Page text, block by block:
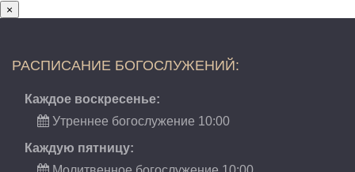
×
РАСПИСАНИЕ БОГОСЛУЖЕНИЙ:
Каждое воскресенье:
Утреннее богослужение 10:00
Каждую пятницу: